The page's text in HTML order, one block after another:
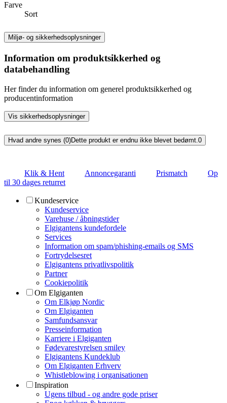
Farve
Sort
Miljø- og sikkerhedsoplysninger
Information om produktsikkerhed og
databehandling
Her finder du information om generel produktsikkerhed og
producentinformation
Vis sikkerhedsoplysninger
Hvad andre synes (0)Dette produkt er endnu ikke blevet bedømt. 0
Klik & Hent Annoncegaranti Prismatch
Op
til 30 dages returret
Kundeservice
Kundeservice
Varehuse / åbningstider
Elgigantens kundefordele
Services
Information om spam/phishing-emails og SMS
Fortrydelsesret
Elgigantens privatlivspolitik
Partner
Cookiepolitik
Om Elgiganten
Om Elkjøp Nordic
Om Elgiganten
Samfundsansvar
Presseinformation
Karriere i Elgiganten
Fødevarestyrelsen smiley
Elgigantens Kundeklub
Om Elgiganten Erhverv
Whistleblowing i organisationen
Inspiration
Ugens tilbud - og andre gode priser